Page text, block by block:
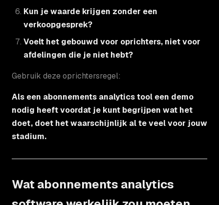
Kun je waarde krijgen zonder een
verkoopgesprek?
Voelt het gebouwd voor oprichters, niet voor
afdelingen die je niet hebt?
Gebruik deze oprichtersregel:
Als een abonnements analytics tool een demo
nodig heeft voordat je kunt begrijpen wat het
doet, doet het waarschijnlijk al te veel voor jouw
stadium.
Wat abonnements analytics